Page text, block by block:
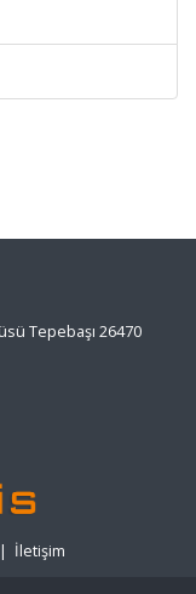
Tepebaşı 26470
| İletişim